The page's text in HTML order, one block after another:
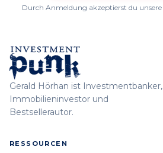
Durch Anmeldung akzeptierst du unsere
Gerald Hörhan ist Investmentbanker,
Immobilieninvestor und
Bestsellerautor.
RESSOURCEN